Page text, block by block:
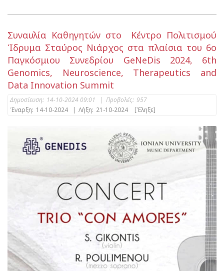
Συναυλία Καθηγητών στο Κέντρο Πολιτισμού
Ίδρυμα Σταύρος Νιάρχος στα πλαίσια του 6ο
Παγκόσμιου Συνεδρίου GeNeDis 2024, 6th
Genomics, Neuroscience, Therapeutics and
Data Innovation Summit
Δημοσίευση: 14-10-2024 09:01 | Προβολές: 957
Έναρξη: 14-10-2024 | Λήξη: 21-10-2024 [Έληξε]